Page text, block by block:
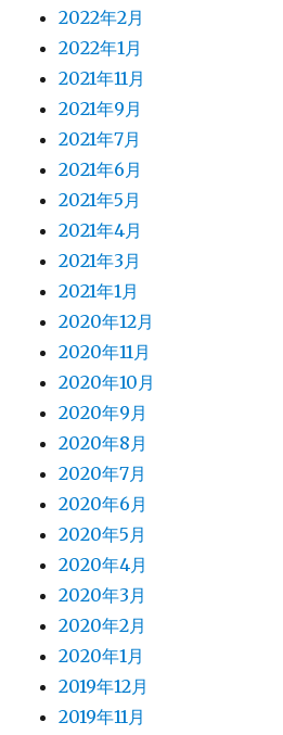
2022年2月
2022年1月
2021年11月
2021年9月
2021年7月
2021年6月
2021年5月
2021年4月
2021年3月
2021年1月
2020年12月
2020年11月
2020年10月
2020年9月
2020年8月
2020年7月
2020年6月
2020年5月
2020年4月
2020年3月
2020年2月
2020年1月
2019年12月
2019年11月